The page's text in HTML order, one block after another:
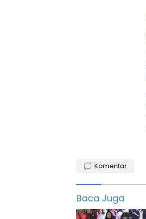
Komentar
Baca Juga